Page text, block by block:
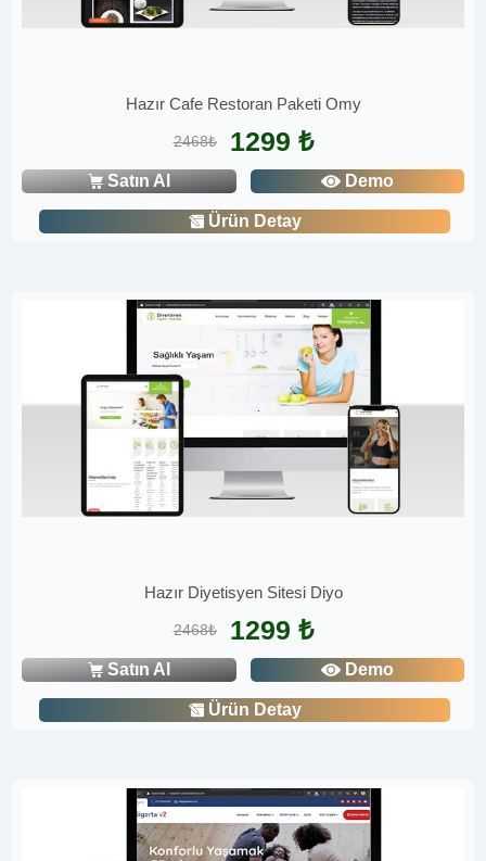
Hazır Cafe Restoran Paketi Omy
2468₺ 1299 ₺
Satın Al Demo
Ürün Detay
Hazır Diyetisyen Sitesi Diyo
2468₺ 1299 ₺
Satın Al Demo
Ürün Detay